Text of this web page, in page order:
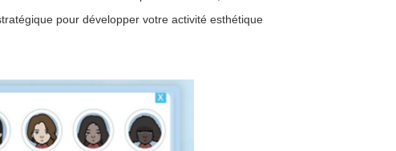
pour développer votre activité esthétique